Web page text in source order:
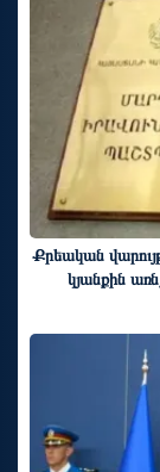
Քրեական
կյանքին